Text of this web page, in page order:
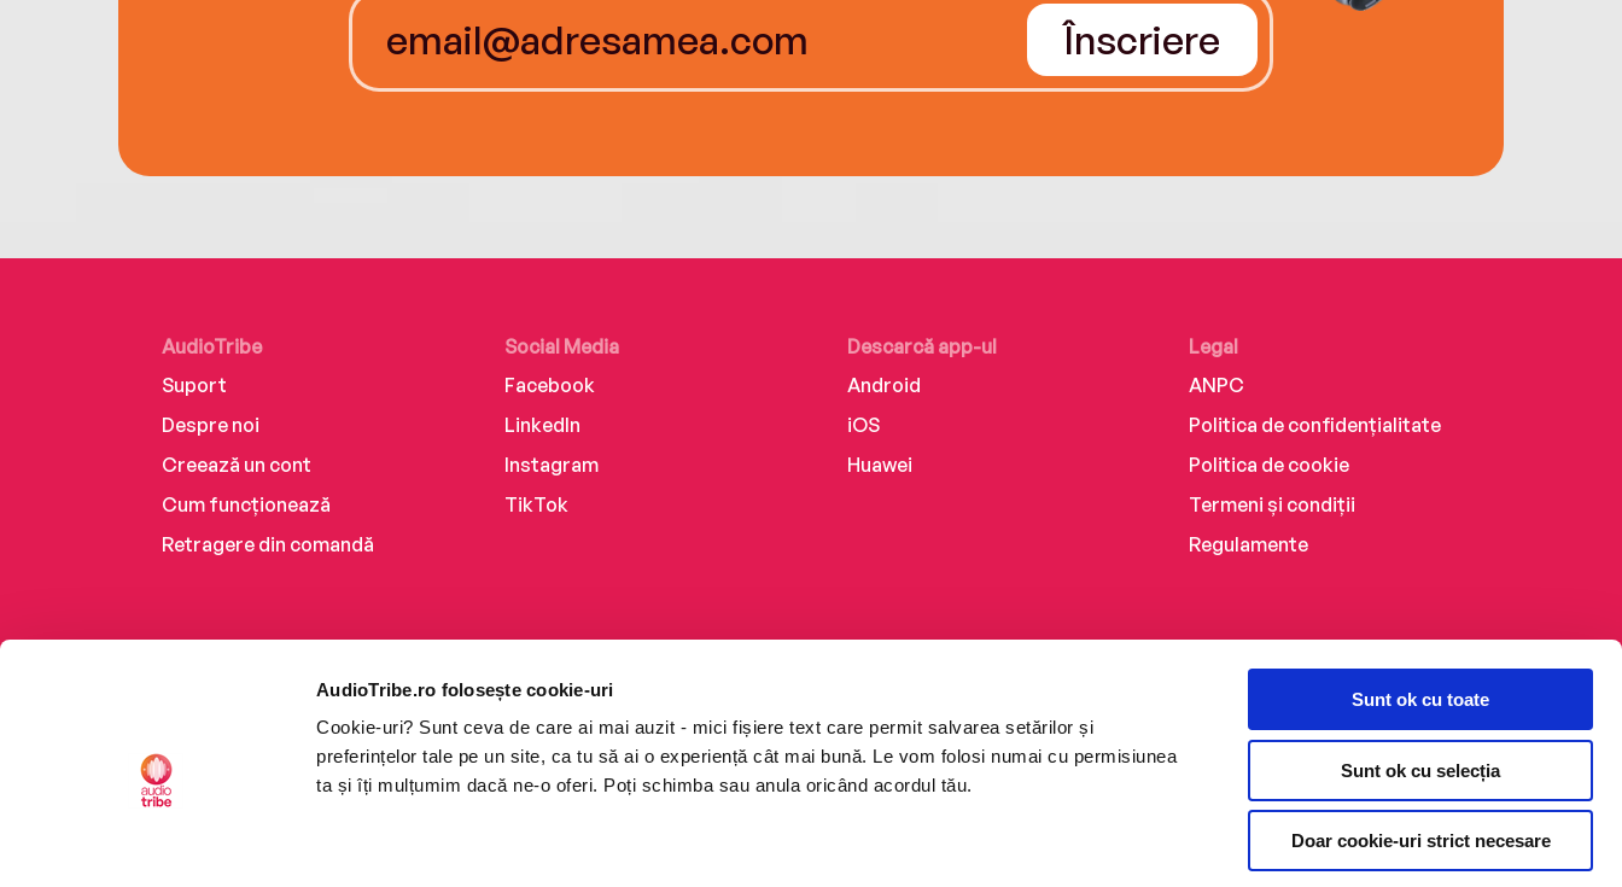
AudioTribe.ro folosește cookie-uri
Cookie-uri? Sunt ceva de care ai mai auzit - mici fișiere text care permit salvarea setărilor și
preferințelor tale pe un site, ca tu să ai o experiență cât mai bună. Le vom folosi numai cu permisiunea
ta și îți mulțumim dacă ne-o oferi. Poți schimba sau anula oricând acordul tău.
Sunt ok cu toate
Sunt ok cu selecția
Doar cookie-uri strict necesare
Înscriere
AudioTribe
Suport
Despre noi
Creează un cont
Cum funcționează
Retragere din comandă
Social Media
Facebook
LinkedIn
Instagram
TikTok
Descarcă app-ul
Android
iOS
Huawei
Legal
ANPC
Politica de confidențialitate
Politica de cookie
Termeni și condiții
Regulamente